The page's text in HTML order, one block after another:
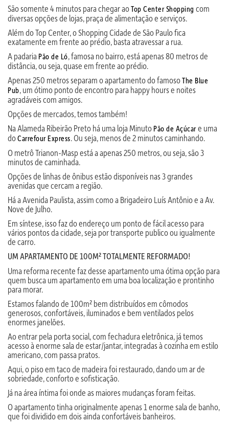
São somente 4 minutos para chegar aoTop Center Shopping com
diversas opções de lojas, praça de alimentação e serviços.
Além do Top Center, o Shopping Cidade de São Paulo fica
exatamente em frente ao prédio, basta atravessar a rua.
A padaria Pão de Ló, famosa no bairro, está apenas 80 metros de
distância, ou seja, quase em frente ao prédio.
Apenas 250 metros separam o apartamento do famosoThe Blue
Pub, um ótimo ponto de encontro para happy hours e noites
agradáveis com amigos.
Opções de mercados, temos também!
Na Alameda Ribeirão Preto há uma loja Minuto Pão de Açúcare uma
doCarrefour Express. Ou seja, menos de 2 minutos caminhando.
O metrô Trianon-Masp está a apenas 250 metros, ou seja, são 3
minutos de caminhada.
Opções de linhas de ônibus estão disponíveis nas 3 grandes
avenidas que cercam a região.
Há a Avenida Paulista, assim como a Brigadeiro Luís Antônio e a Av.
Nove de Julho.
Em síntese, isso faz do endereço um ponto de fácil acesso para
vários pontos da cidade, seja por transporte publico ou igualmente
de carro.
UM APARTAMENTO DE 100M² TOTALMENTE REFORMADO!
Uma reforma recente faz desse apartamento uma ótima opção para
quem busca um apartamento em uma boa localização e prontinho
para morar.
Estamos falando de 100m² bem distribuídos em cômodos
generosos, confortáveis, iluminados e bem ventilados pelos
enormes janelões.
Ao entrar pela porta social, com fechadura eletrônica, já temos
acesso à enorme sala de estar/jantar, integradas à cozinha em estilo
americano, com passa pratos.
Aqui, o piso em taco de madeira foi restaurado, dando um ar de
sobriedade, conforto e sofisticação.
Já na área íntima foi onde as maiores mudanças foram feitas.
O apartamento tinha originalmente apenas 1 enorme sala de banho,
que foi dividido em dois ainda confortáveis banheiros.